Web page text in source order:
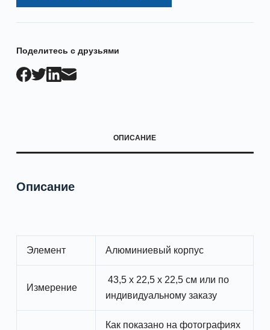
Поделитесь с друзьями
ОПИСАНИЕ
Описание
Элемент Алюминиевый корпус
Измерение
43,5 x 22,5 x 22,5 см или по
индивидуальному заказу
Как показано на фотографиях